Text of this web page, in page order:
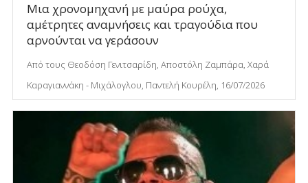
Μια χρονομηχανή με μαύρα ρούχα,
αμέτρητες αναμνήσεις και τραγούδια που
αρνούνται να γεράσουν
Από τους Θεοδόση Γενιτσαρίδη, Αποστόλη Ζαμπάρα, Χαρά
Καραγιαννάκη - Μιχάλογλου, Παντελή Κουρέλη, 16/07/2026